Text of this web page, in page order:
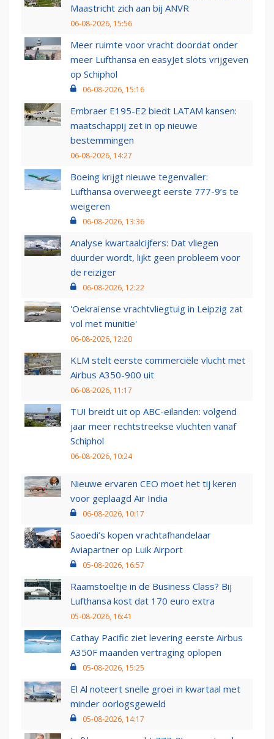
Maastricht zich aan bij ANVR
06-08-2026, 15:56
Meer ruimte voor vracht doordat onder
meer Lufthansa en easyJet slots vrijgeven
op Schiphol
06-08-2026, 15:16
Embraer E195-E2 biedt LATAM kansen:
maatschappij zet in op nieuwe
bestemmingen
06-08-2026, 14:27
Boeing krijgt nieuwe tegenvaller:
Lufthansa overweegt eerste 777-9’s te
weigeren
06-08-2026, 13:36
Analyse kwartaalcijfers: Dat vliegen
duurder wordt, lijkt geen probleem voor
de reiziger
06-08-2026, 12:22
'Oekraïense vrachtvliegtuig in Leipzig zat
vol met munitie'
06-08-2026, 12:20
KLM stelt eerste commerciële vlucht met
Airbus A350-900 uit
06-08-2026, 11:17
TUI breidt uit op ABC-eilanden: volgend
jaar meer rechtstreekse vluchten vanaf
Schiphol
06-08-2026, 10:24
Nieuwe ervaren CEO moet het tij keren
voor geplaagd Air India
06-08-2026, 10:17
Saoedi’s kopen vrachtafhandelaar
Aviapartner op Luik Airport
05-08-2026, 16:57
Raamstoeltje in de Business Class? Bij
Lufthansa kost dat 170 euro extra
05-08-2026, 16:41
Cathay Pacific ziet levering eerste Airbus
A350F maanden vertraging oplopen
05-08-2026, 15:25
El Al noteert snelle groei in kwartaal met
minder oorlogsgeweld
05-08-2026, 14:17